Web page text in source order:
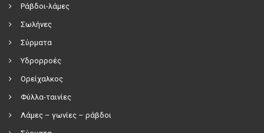
Ράβδοι-λάμες
Σωλήνες
Σύρματα
Υδρορροές
Ορείχαλκος
Φύλλα-ταινίες
Λάμες – γωνίες – ράβδοι